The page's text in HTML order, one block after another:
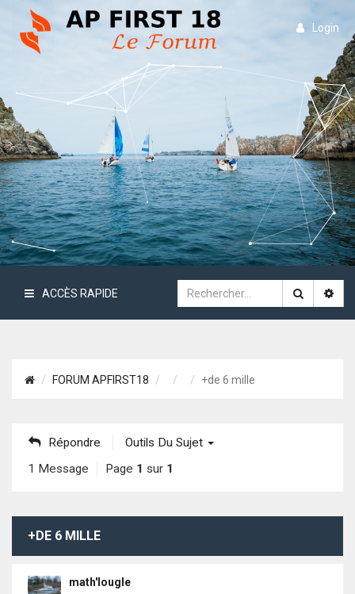
Login
ACCÈS RAPIDE
FORUM APFIRST18 +de 6 mille
Répondre
Outils Du Sujet
1 Message
Page 1 sur 1
+DE 6 MILLE
math'lougle